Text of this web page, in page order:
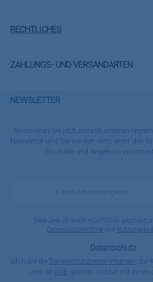
RECHTLICHES
ZAHLUNGS- UND VERSANDARTEN
NEWSLETTER
Abonnieren Sie jetzt einfach unseren
Newsletter und Sie werden stets unter den
Produkte und Angebote
Diese Seite ist durch reCAPTCHA geschützt
Datenschutzrichtlinieund
Datenschutz
Ich habe die Datenschutzbestimmungen zur
und die AGB gelesen und bin mit ihnen